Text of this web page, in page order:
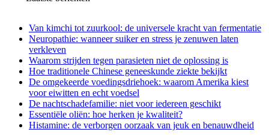
Van kimchi tot zuurkool: de universele kracht van fermentatie
Neuropathie: wanneer suiker en stress je zenuwen laten
verkleven
Waarom strijden tegen parasieten niet de oplossing is
Hoe traditionele Chinese geneeskunde ziekte bekijkt
De omgekeerde voedingsdriehoek: waarom Amerika kiest
voor eiwitten en echt voedsel
De nachtschadefamilie: niet voor iedereen geschikt
Essentiële oliën: hoe herken je kwaliteit?
Histamine: de verborgen oorzaak van jeuk en benauwdheid